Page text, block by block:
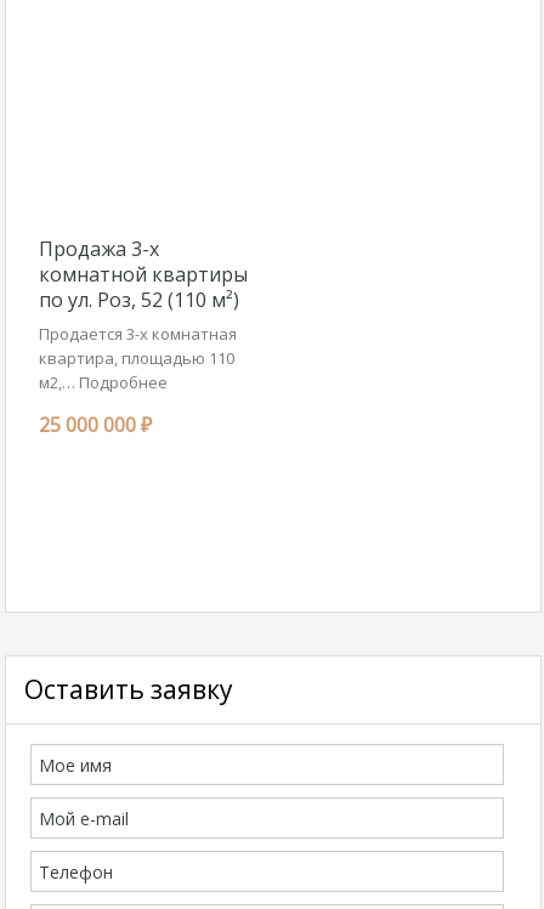
Продажа 3-х
комнатной квартиры
по ул. Роз, 52 (110 м²)
Продается 3-х комнатная
квартира, площадью 110
м2,… Подробнее
25 000 000 ₽
Оставить заявку